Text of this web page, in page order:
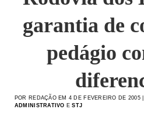
garantia de
pedágio
POR REDAÇÃO EM 4 DE FEVEREIRO DE 2005 |
ADMINISTRATIVO ESTJ